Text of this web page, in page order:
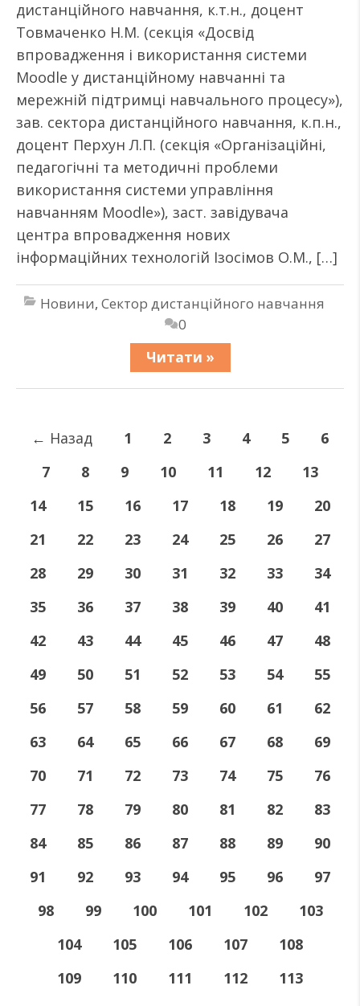
дистанційного навчання, к.т.н., доцент
Товмаченко Н.М. (секція «Досвід
впровадження і використання системи
Moodle у дистанційному навчанні та
мережній підтримці навчального процесу»),
зав. сектора дистанційного навчання, к.п.н.,
доцент Перхун Л.П. (секція «Організаційні,
педагогічні та методичні проблеми
використання системи управління
навчанням Moodle»), заст. завідувача
центра впровадження нових
інформаційних технологій Ізосімов О.М., […]
Новини, Сектор дистанційного навчання
0
Читати »
← Назад 1 2 3 4 5
6
7
8 9 10 11 12
13
14
15 16 17 18 19
20
21
22 23 24 25 26
27
28
29 30 31 32 33
34
35
36 37 38 39 40
41
42
43 44 45 46 47
48
49
50 51 52 53 54
55
56
57 58 59 60 61
62
63
64 65 66 67 68
69
70
71 72 73 74 75
76
77
78 79 80 81 82
83
84
85 86 87 88 89
90
91
92 93 94 95 96
97
98
99 100 101 102
103
104
105 106 107
108
109
110 111 112
113